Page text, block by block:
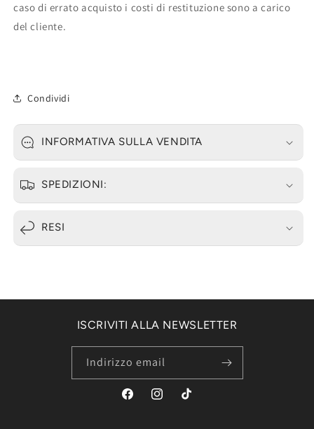
caso di errato acquisto i costi di restituzione sono a carico
del cliente.
Condividi
INFORMATIVA SULLA VENDITA
SPEDIZIONI:
RESI
ISCRIVITI ALLA NEWSLETTER
Indirizzo email
FacebookInstagramTikTok